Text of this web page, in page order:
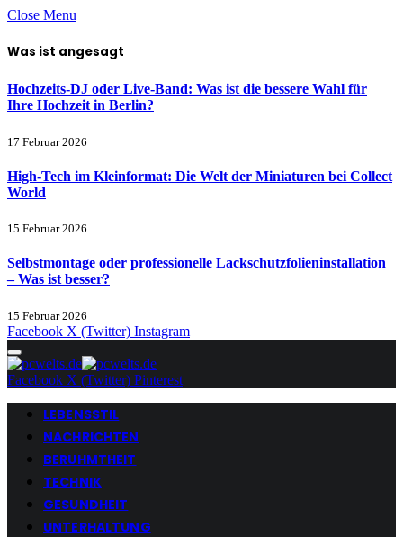
Close Menu
Was ist angesagt
Hochzeits-DJ oder Live-Band: Was ist die bessere Wahl für
Ihre Hochzeit in Berlin?
17 Februar 2026
High-Tech im Kleinformat: Die Welt der Miniaturen bei Collect
World
15 Februar 2026
Selbstmontage oder professionelle Lackschutzfolieninstallation
– Was ist besser?
15 Februar 2026
Facebook X (Twitter) Instagram
Facebook X (Twitter) Pinterest
LEBENSSTIL
NACHRICHTEN
BERUHMTHEIT
TECHNIK
GESUNDHEIT
UNTERHALTUNG